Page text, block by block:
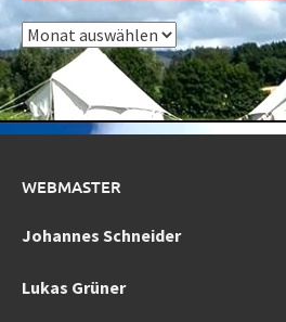
Archiv
WEBMASTER
Johannes Schneider
Lukas Grüner